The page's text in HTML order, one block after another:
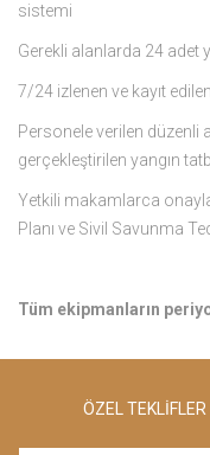
sistemi
Gerekli alanlarda 24 adet
7/24 izlenen ve kayıt
Personele verilen düzenli
gerçekleştirilen yangın
Yetkili makamlarca
Planı ve Sivil Savunma
Tüm ekipmanların
ÖZEL